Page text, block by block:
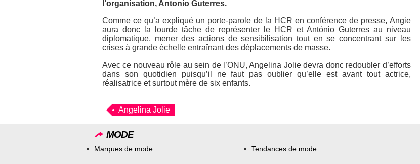
l’organisation, Antonio Guterres.
Comme ce qu’a expliqué un porte-parole de la HCR en conférence de presse, Angie
aura donc la lourde tâche de représenter le HCR et António Guterres au niveau
diplomatique, mener des actions de sensibilisation tout en se concentrant sur les
crises à grande échelle entraînant des déplacements de masse.
Avec ce nouveau rôle au sein de l’ONU, Angelina Jolie devra donc redoubler d’efforts
dans son quotidien puisqu’il ne faut pas oublier qu’elle est avant tout actrice,
réalisatrice et surtout mère de six enfants.
Angelina Jolie
MODE
Marques de mode Tendances de mode